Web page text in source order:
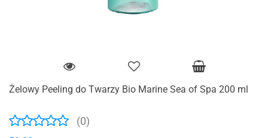
Żelowy Peeling do Twarzy Bio Marine Sea of Spa 200 ml
(0)